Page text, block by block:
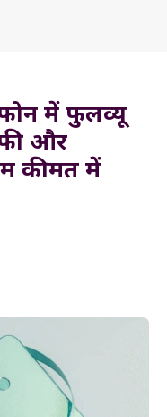
में फुलव्यू
और
कीमत में